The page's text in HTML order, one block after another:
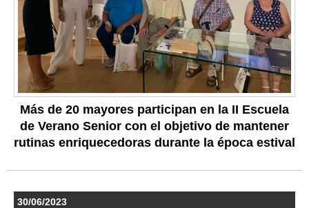
Más de 20 mayores participan en la II Escuela
de Verano Senior con el objetivo de mantener
rutinas enriquecedoras durante la época estival
30/06/2023